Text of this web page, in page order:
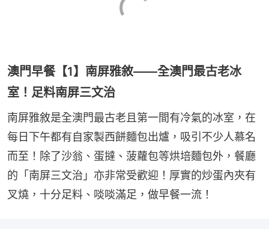
澳門早餐【1】南屏雅敘——全澳門最古老冰
室！足料南屏三文治
南屏雅敘是全澳門最古老且第一間有冷氣的冰室，在
每日下午都有自家製西餅麵包出爐，吸引不少人慕名
而至！除了沙翁、蛋撻、菠蘿包等烘培麵包外，餐廳
的「南屏三文治」亦非常受歡迎！厚實的炒蛋內夾有
叉燒，十分足料、啖啖滿足，做早餐一流！